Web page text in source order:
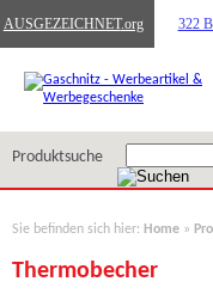
AUSGEZEICHNET.org 322
Produktsuche
Sie befinden sich hier: Home »
Thermobecher